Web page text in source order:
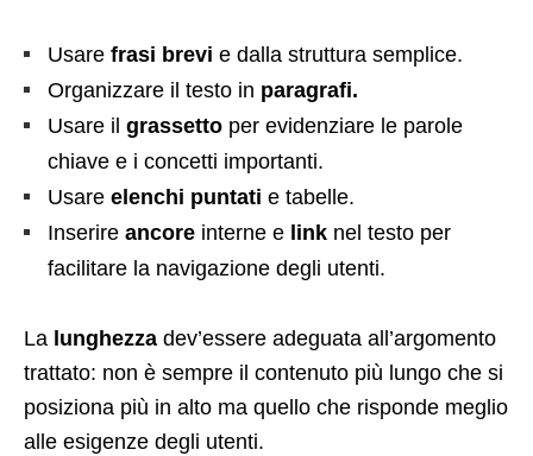
Usare frasi brevi e dalla struttura semplice.
Organizzare il testo in paragrafi.
Usare il grassetto per evidenziare le parole
chiave e i concetti importanti.
Usare elenchi puntati e tabelle.
Inserire ancore interne e link nel testo per
facilitare la navigazione degli utenti.
La lunghezza dev’essere adeguata all’argomento
trattato: non è sempre il contenuto più lungo che si
posiziona più in alto ma quello che risponde meglio
alle esigenze degli utenti.